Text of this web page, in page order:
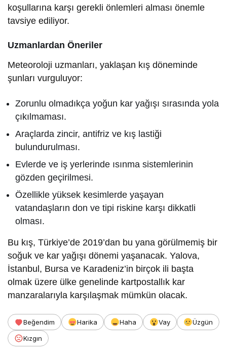
koşullarına karşı gerekli önlemleri alması önemle
tavsiye ediliyor.
Uzmanlardan Öneriler
Meteoroloji uzmanları, yaklaşan kış döneminde
şunları vurguluyor:
Zorunlu olmadıkça yoğun kar yağışı sırasında yola
çıkılmaması.
Araçlarda zincir, antifriz ve kış lastiği
bulundurulması.
Evlerde ve iş yerlerinde ısınma sistemlerinin
gözden geçirilmesi.
Özellikle yüksek kesimlerde yaşayan
vatandaşların don ve tipi riskine karşı dikkatli
olması.
Bu kış, Türkiye’de 2019’dan bu yana görülmemiş bir
soğuk ve kar yağışı dönemi yaşanacak. Yalova,
İstanbul, Bursa ve Karadeniz’in birçok ili başta
olmak üzere ülke genelinde kartpostallık kar
manzaralarıyla karşılaşmak mümkün olacak.
Beğendim Harika Haha Vay
Üzgün
Kızgın